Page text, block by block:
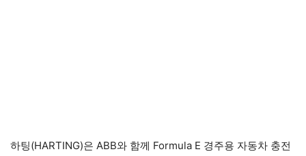
하팅(HARTING)은 ABB와 함께 Formula E 경주용 자동차 충전